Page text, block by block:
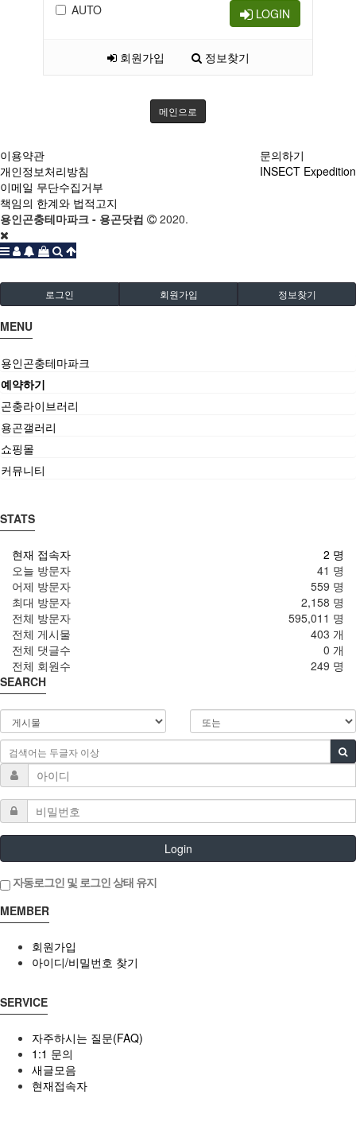
AUTO LOGIN
회원가입 정보찾기
메인으로
이용약관
개인정보처리방침
이메일 무단수집거부
책임의 한계와 법적고지
문의하기
INSECT Expedition
용인곤충테마파크 - 용곤닷컴 2020.
로그인 회원가입 정보찾기
MENU
용인곤충테마파크
예약하기
곤충라이브러리
용곤갤러리
쇼핑몰
커뮤니티
STATS
2 명
현재 접속자
41 명
오늘 방문자
559 명
어제 방문자
2,158 명
최대 방문자
595,011 명
전체 방문자
403 개
전체 게시물
0 개
전체 댓글수
249 명
전체 회원수
SEARCH
Login
자동로그인 및 로그인 상태 유지
MEMBER
회원가입
아이디/비밀번호 찾기
SERVICE
자주하시는 질문(FAQ)
1:1 문의
새글모음
현재접속자